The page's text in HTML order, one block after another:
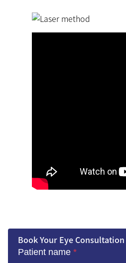
Book Your Eye Consultation
Patient name *